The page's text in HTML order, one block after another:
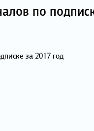
по
за 2017 год